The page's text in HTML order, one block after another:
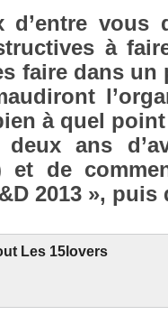
d’entre vous
à
faire dans
à quel
ans
et de
2013 »,
Les 15lovers